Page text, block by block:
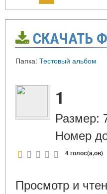
СКАЧАТЬ
Папка: Тестовый альбом
1
Размер:
Номер
4 голос(а,ов)
Просмотр и